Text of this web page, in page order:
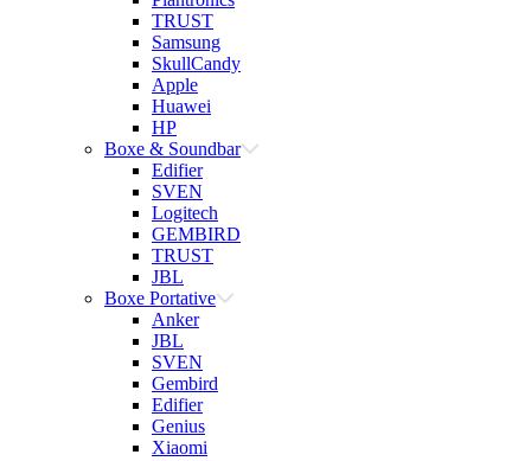
TRUST
Samsung
SkullCandy
Apple
Huawei
HP
Boxe & Soundbar
Edifier
SVEN
Logitech
GEMBIRD
TRUST
JBL
Boxe Portative
Anker
JBL
SVEN
Gembird
Edifier
Genius
Xiaomi